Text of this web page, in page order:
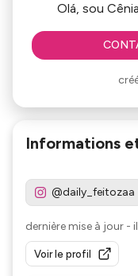
Olá, sou
Informations
@daily_feitozaa
dernière mise à jour -
Voir le profil